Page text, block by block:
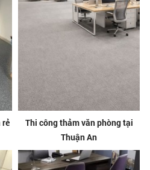
rẻ
Thi công thảm văn phòng tại
Thuận An